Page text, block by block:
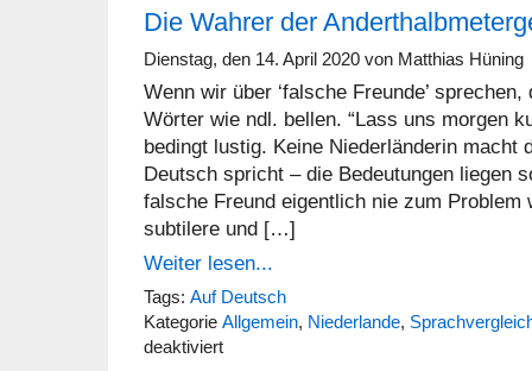
Die Wahrer der
Dienstag, den 14. April 2020 von Matthias Hüning
Wenn wir über ‘falsche Freunde’
Wörter wie ndl. bellen. “Lass uns morgen
bedingt lustig. Keine Niederländerin macht
Deutsch spricht – die Bedeutungen liegen
falsche Freund eigentlich nie zum Problem
subtilere und […]
Weiter lesen...
Tags: Auf Deutsch
Kategorie Allgemein, Niederlande,
deaktiviertfür